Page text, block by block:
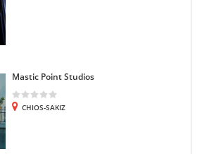
Mastic Point Studios
CHIOS-SAKIZ